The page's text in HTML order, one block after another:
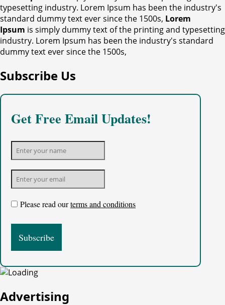
typesetting industry. Lorem Ipsum has been the industry's
standard dummy text ever since the 1500s, Lorem
Ipsum is simply dummy text of the printing and typesetting
industry. Lorem Ipsum has been the industry's standard
dummy text ever since the 1500s,
Subscribe Us
Get Free Email Updates!
Please read ourterms and conditions
Advertising